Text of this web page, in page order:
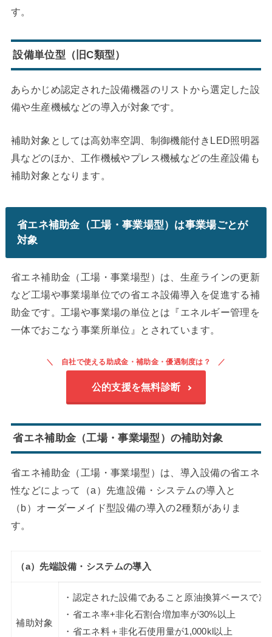
す。
設備単位型（旧C類型）
あらかじめ認定された設備機器のリストから選定した設
備や生産機械などの導入が対象です。
補助対象としては高効率空調、制御機能付きLED照明器
具などのほか、工作機械やプレス機械などの生産設備も
補助対象となります。
省エネ補助金（工場・事業場型）は事業場ごとが
対象
省エネ補助金（工場・事業場型）は、生産ラインの更新
など工場や事業場単位での省エネ設備導入を促進する補
助金です。工場や事業場の単位とは『エネルギー管理を
一体でおこなう事業所単位』とされています。
自社で使える助成金・補助金・優遇制度は？
公的支援を無料診断
省エネ補助金（工場・事業場型）の補助対象
省エネ補助金（工場・事業場型）は、導入設備の省エネ
性などによって（a）先進設備・システムの導入と
（b）オーダーメイド型設備の導入の2種類がありま
す。
（a）先端設備・システムの導入
補助対象
・認定された設備であること原油換算ベースで
・省エネ率+非化石割合増加率が30%以上
・省エネ料＋非化石使用量が1,000kl以上